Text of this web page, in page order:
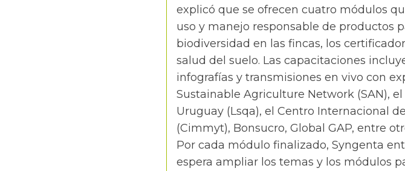
explicó que se ofrecen cuatro módulos
uso y manejo responsable de productos
biodiversidad en las fincas, los
salud del suelo. Las capacitaciones
infografías y transmisiones en vivo con
Sustainable Agriculture Network (SAN),
Uruguay (Lsqa), el Centro Internacional
(Cimmyt), Bonsucro, Global GAP, entre
Por cada módulo finalizado, Syngenta
espera ampliar los temas y los módulos